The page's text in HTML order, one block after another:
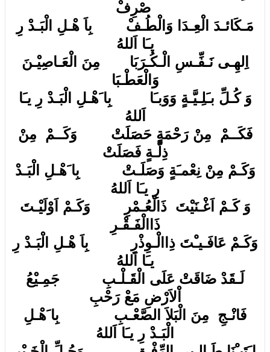
صْرِفْ
مَـكَائـدَ الْعِـدَا وَالْطُـفْ بِاَ هْـلِ الْبَـدْ رِ
يـَا اَللهُ
اِلهِـى نَـفِّـسِ الْـكُـرَبَا مِنَ الْعَـاصِيْـنَ
وَالْعَطْـبَا
وَ كُـلِّ بـَلِـيَّـةٍ وَوَبـَا بِا َهْـلِ الْبَـدْ رِ يـَا
اَللهُ
فَكَــمْ مِنْ رَحْمَةٍ حَصَلَتْ وَكَــمْ مِنْ
ذِلَّـةٍ فَصَلَتْ
وَكَـمْ مِنْ نِعْمـَةٍ وَصَلَـتْ بِا َهْـلِ الْبَـدْ
رِ يـَا اَللهُ
وَ كَـمْ اَغْـنَيْتَ ذَالْعُـمْرِ وَكَـمْ اَوْلَيْـتَ
ذَاالْفَـقْـرِ
وَكَـمْ عَافَـيـْتَ ذِاالْـوِذْرِ بِاَ هْـلِ الْبَـدْ رِ
يـَا اَللهُ
لَـقَدْ ضَاقَتْ عَلَى الْقَـلْـبِ جَمِـيْعُ
اْلاَرْضِ مَعْ رَحْبِ
فَانْـجِ مِنَ الْبَلاَ الصَّعْـبِ بِا َهْـلِ
الْبَـدْ رِ يـَا اَللهُ